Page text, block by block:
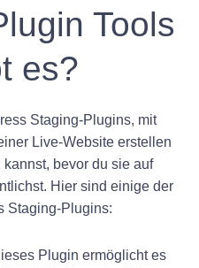
Tools
es?
Staging-Plugins, mit
Live-Website erstellen
bevor du sie auf
Hier sind einige der
Staging-Plugins:
Plugin ermöglicht es